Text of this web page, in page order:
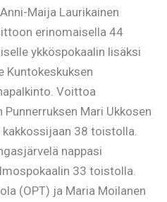
Maija Laurikainen
erinomaisella 44
ykköspokaalin lisäksi
Kuntokeskuksen
Voittoa
Mari Ukkosen
38 toistolla.
nappasi
33 toistolla.
(OPT) ja Maria Moilanen